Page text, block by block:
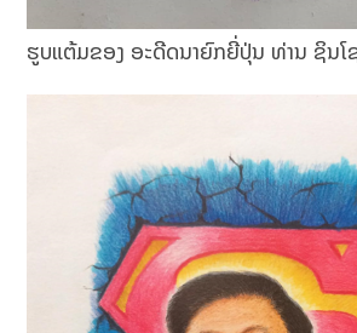
ຮູບແຕ້ມຂອງ ອະດີດນາຍົກຍີ່ປຸ່ນ ທ່ານ ຊິນໂຊ